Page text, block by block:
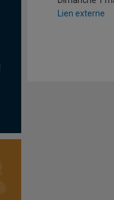
Lien externe